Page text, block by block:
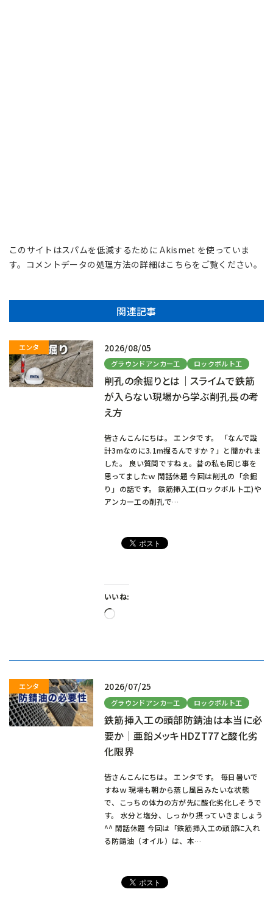
このサイトはスパムを低減するために Akismet を使っていま
す。 コメントデータの処理方法の詳細はこちらをご覧ください。
関連記事
2026/08/05
グラウンドアンカー工 ロックボルト工
削孔の余掘りとは｜スライムで鉄筋
が入らない現場から学ぶ削孔長の考
え方
皆さんこんにちは。 エンタです。 「なんで設
計3mなのに3.1m掘るんですか？」と聞かれま
した。 良い質問ですねぇ。昔の私も同じ事を
思ってましたｗ 閑話休題 今回は削孔の「余掘
り」の話です。 鉄筋挿入工(ロックボルト工)や
アンカー工の削孔で…
いいね:
読
2026/07/25
グラウンドアンカー工 ロックボルト工
鉄筋挿入工の頭部防錆油は本当に必
要か｜亜鉛メッキHDZT77と酸化劣
化限界
皆さんこんにちは。 エンタです。 毎日暑いで
すねｗ 現場も朝から蒸し風呂みたいな状態
で、こっちの体力の方が先に酸化劣化しそうで
す。 水分と塩分、しっかり摂っていきましょう
^^ 閑話休題 今回は「鉄筋挿入工の頭部に入れ
る防錆油（オイル）は、本…